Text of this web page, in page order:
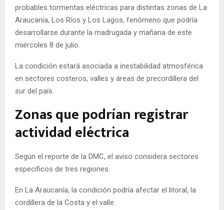
probables tormentas eléctricas para distintas zonas de La
Araucanía, Los Ríos y Los Lagos, fenómeno que podría
desarrollarse durante la madrugada y mañana de este
miércoles 8 de julio.
La condición estará asociada a inestabilidad atmosférica
en sectores costeros, valles y áreas de precordillera del
sur del país.
Zonas que podrían registrar
actividad eléctrica
Según el reporte de la DMC, el aviso considera sectores
específicos de tres regiones.
En La Araucanía, la condición podría afectar el litoral, la
cordillera de la Costa y el valle.